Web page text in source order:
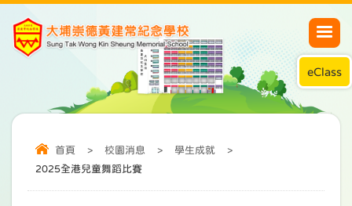
eClass
首頁 > 校園消息 > 學生成就
>
2025全港兒童舞蹈比賽